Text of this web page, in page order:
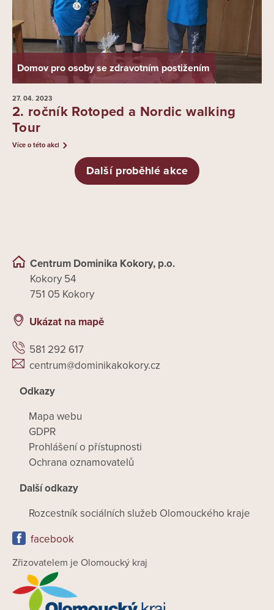
Domov pro osoby se zdravotním postižením
27. 04. 2023
2. ročník Rotoped a Nordic walking
Tour
Více o této akci
Další proběhlé akce
Centrum Dominika Kokory, p.o.
Kokory 54
751 05 Kokory
Ukázat na mapě
581 292 617
centrum@dominikakokory.cz
Odkazy
Mapa webu
GDPR
Prohlášení o přístupnosti
Ochrana oznamovatelů
Další odkazy
Rozcestník sociálních služeb Olomouckého kraje
facebook
Zřizovatelem je Olomoucký kraj